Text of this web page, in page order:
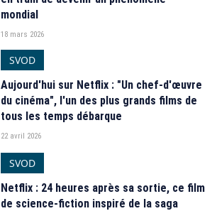
mondial
18 mars 2026
SVOD
Aujourd'hui sur Netflix : "Un chef-d'œuvre
du cinéma", l'un des plus grands films de
tous les temps débarque
22 avril 2026
SVOD
Netflix : 24 heures après sa sortie, ce film
de science-fiction inspiré de la saga